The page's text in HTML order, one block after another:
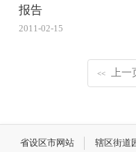
报告
2011-02-15
<< 上一
省设区市网站 辖区街道